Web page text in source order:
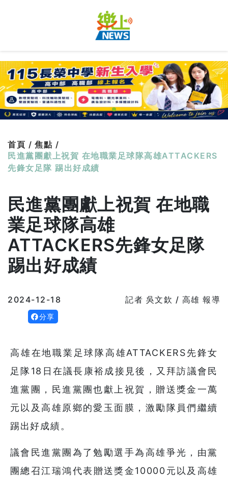
首頁 / 焦點 /
民進黨團獻上祝賀 在地職業足球隊高雄ATTACKERS
先鋒女足隊 踢出好成績
民進黨團獻上祝賀 在地職
業足球隊高雄
ATTACKERS先鋒女足隊
踢出好成績
2024-12-18 記者 吳文欽 / 高雄 報導
分享
高雄在地職業足球隊高雄ATTACKERS先鋒女
足隊18日在議長康裕成接見後，又拜訪議會民
進黨團，民進黨團也獻上祝賀，贈送獎金一萬
元以及高雄原鄉的愛玉面膜，激勵隊員們繼續
踢出好成績。
議會民進黨團為了勉勵選手為高雄爭光，由黨
團總召江瑞鴻代表贈送獎金10000元以及高雄